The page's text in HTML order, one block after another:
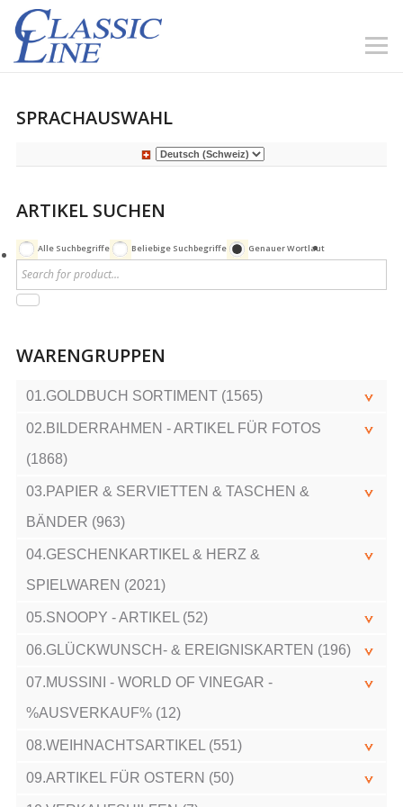
SPRACHAUSWAHL
ARTIKEL SUCHEN
Alle Suchbegriffe Beliebige Suchbegriffe Genauer Wortlaut
WARENGRUPPEN
01.GOLDBUCH SORTIMENT (1565)
02.BILDERRAHMEN - ARTIKEL FÜR FOTOS
(1868)
03.PAPIER & SERVIETTEN & TASCHEN &
BÄNDER (963)
04.GESCHENKARTIKEL & HERZ &
SPIELWAREN (2021)
05.SNOOPY - ARTIKEL (52)
06.GLÜCKWUNSCH- & EREIGNISKARTEN (196)
07.MUSSINI - WORLD OF VINEGAR -
%AUSVERKAUF% (12)
08.WEIHNACHTSARTIKEL (551)
09.ARTIKEL FÜR OSTERN (50)